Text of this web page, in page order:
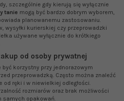
szczególnie gdy kierują się wyłącznie
tanie mogą być bardzo dobrym wyborem,
planowanemu zastosowaniu.
wysyłki kurierskiej czy przeprowadzki
używane wyłącznie do krótkiego
od osoby prywatnej
korzystny przy jednorazowym
przeprowadzką. Często można znaleźć
od ręki i w niewielkiej odległości.
rozmiarów oraz brak możliwości
samych opakowań.